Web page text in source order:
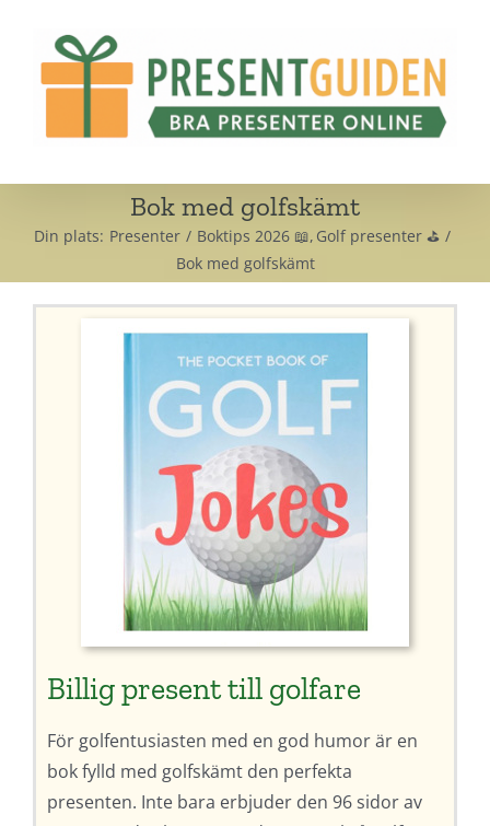
Bok med golfskämt
Din plats: Presenter Boktips 2026 📖 Golf presenter ⛳
Bok med golfskämt
Billig present till golfare
För golfentusiasten med en god humor är en
bok fylld med golfskämt den perfekta
presenten. Inte bara erbjuder den 96 sidor av